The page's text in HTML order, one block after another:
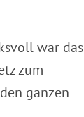
war das
zum
ganzen